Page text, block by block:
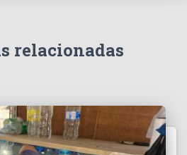
relacionadas